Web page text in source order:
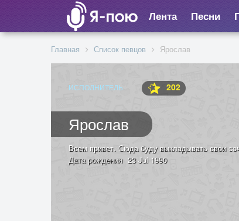
Лента Песни
Главная Список певцов Ярослав
ИСПОЛНИТЕЛЬ 202
Ярослав
Всем привет. Сюда буду выкладывать свои
Дата рождения 23 Jul 1990